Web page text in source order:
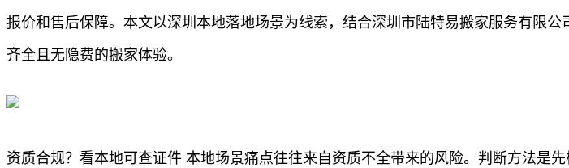
报价和售后保障。本文以深圳本地落地场景为线索，结合深圳市陆特易搬家服务有限
齐全且无隐费的搬家体验。
资质合规？看本地可查证件 本地场景痛点往往来自资质不全带来的风险。判断方法是